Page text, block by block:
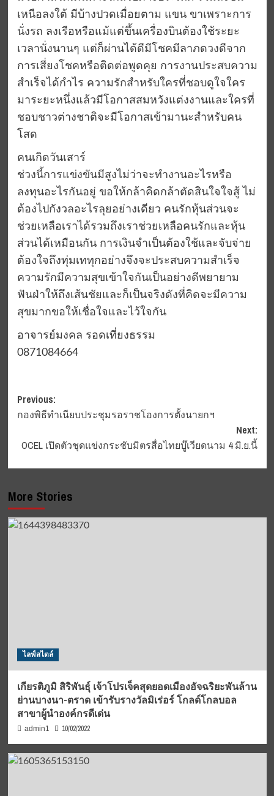
เหนือลงใต้ มีบ้างปวดเมื่อยตาม แขน ขาเพราะการ
นั่งรถ ลงเรือหรือแม้แต่ขึ้นเครื่องบินต้องใช้ระยะ
เวลานั่งนานๆ แต่ก็ผ่านได้ดีมีโชคมีลาภดวงดีจาก
การเสี่ยงโชคหรือติดต่อพูดคุย การงานประสบความ
สำเร็จได้กำไร ความรักสำหรับใครที่ชอบดูใจใคร
มาระยะหนึ่งแล้วมีโอกาสสมหวังแต่งงานและใครที่
ชอบชาวต่างชาติจะมีโอกาสเข้ามานะสำหรับคน
โสด
คนเกิดวันเสาร์
ช่วงนี้การแข่งขันมีสูงไม่ว่าจะทำงานอะไรหรือ
ลงทุนอะไรกันอยู่ ขอให้กล้าคิดกล้าตัดสินใจใจสู้ ไม่
ต้องไปกังวลอะไรลุยอย่างเดียว คนรักหุ้นส่วนจะ
ช่วยเหลือเราได้รวมถึงเราช่วยเหลือคนรักและหุ้น
ส่วนได้เหมือนกัน การเงินจำเป็นต้องใช้และจับจ่าย
ต้องใจถึงทุ่มเททุกอย่างจึงจะประสบความสำเร็จ
ความรักมีความสุขเข้าใจกันเป็นอย่างดีพยายาม
ฟันฝ่าให้ถึงเส้นชัยและก็เป็นจริงดังที่คิดจะมีความ
สุขมากขอให้เชื่อใจและไว้ใจกัน
อาจารย์มงคล รอดเที่ยงธรรม
0871084664
Post
navigation
Previous:
กองพิธีทำเนียบประชุมรอราชโองการตั้งนายกฯ
Next:
OCEL เปิดตัวชุดแข่งกระชับมิตรสื่อไทยบู๊เวียดนาม 4 มิ.ย.นี้
More Stories
ไลฟ์สไตล์
เกียรติภูมิ สิริพันธุ์ เจ้าโปรเจ็คสุดยอดเมืองอัจฉริยะพันล้าน
ย่านบางนา-ตราด เข้ารับรางวัลมิเร่อร์ โกลด์โกลบอล
สาขาผู้นำองค์กรดีเด่น
admin1 10/02/2022